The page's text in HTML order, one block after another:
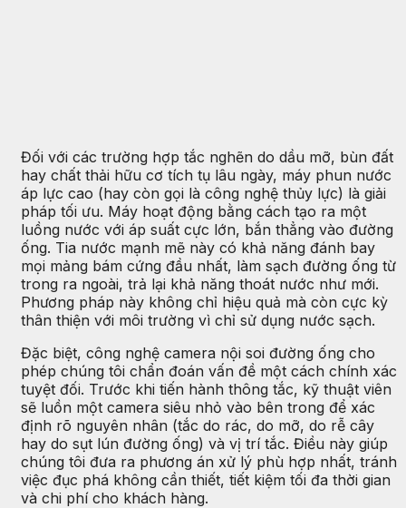
Đối với các trường hợp tắc nghẽn do dầu mỡ, bùn đất
hay chất thải hữu cơ tích tụ lâu ngày, máy phun nước
áp lực cao (hay còn gọi là công nghệ thủy lực) là giải
pháp tối ưu. Máy hoạt động bằng cách tạo ra một
luồng nước với áp suất cực lớn, bắn thẳng vào đường
ống. Tia nước mạnh mẽ này có khả năng đánh bay
mọi mảng bám cứng đầu nhất, làm sạch đường ống từ
trong ra ngoài, trả lại khả năng thoát nước như mới.
Phương pháp này không chỉ hiệu quả mà còn cực kỳ
thân thiện với môi trường vì chỉ sử dụng nước sạch.
Đặc biệt, công nghệ camera nội soi đường ống cho
phép chúng tôi chẩn đoán vấn đề một cách chính xác
tuyệt đối. Trước khi tiến hành thông tắc, kỹ thuật viên
sẽ luồn một camera siêu nhỏ vào bên trong để xác
định rõ nguyên nhân (tắc do rác, do mỡ, do rễ cây
hay do sụt lún đường ống) và vị trí tắc. Điều này giúp
chúng tôi đưa ra phương án xử lý phù hợp nhất, tránh
việc đục phá không cần thiết, tiết kiệm tối đa thời gian
và chi phí cho khách hàng.